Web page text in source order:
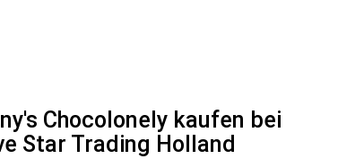
Chocolonely kaufen bei
Star Trading Holland